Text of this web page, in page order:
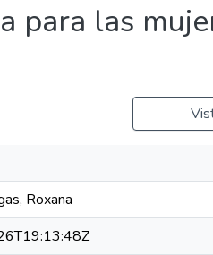
para las
Roxana